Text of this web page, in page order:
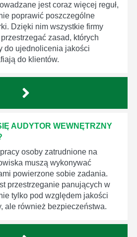
jest coraz więcej reguł,
poprawić poszczególne
Dzięki nim wszystkie firmy
zasad, których
do ujednolicenia jakości
do klientów.
AUDYTOR WEWNĘTRZNY
osoby zatrudnione na
muszą wykonywać
powierzone sobie zadania.
przestrzeganie panujących w
tylko pod względem jakości
ale również bezpieczeństwa.